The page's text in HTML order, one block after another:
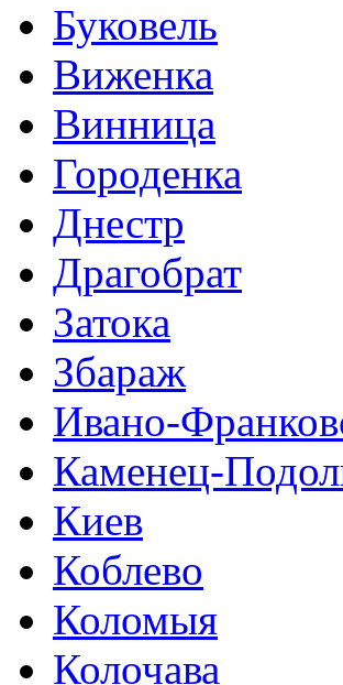
Буковель
Виженка
Винница
Городенка
Днестр
Драгобрат
Затока
Збараж
Ивано-
Каменец-
Киев
Коблево
Коломыя
Колочава